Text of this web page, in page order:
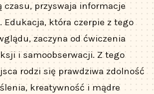
czasu, przyswaja informacje
Edukacja, która czerpie z tego
zaczyna od ćwiczenia
i samoobserwacji. Z tego
rodzi się prawdziwa zdolność
kreatywność i mądre